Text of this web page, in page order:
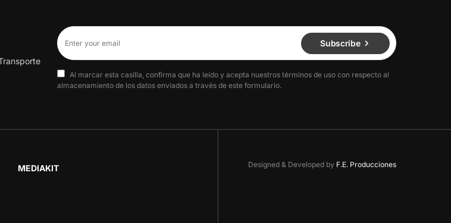
Subscribe
Al marcar esta casilla, confirma que ha leído y acepta nuestros términos de uso con respecto al
almacenamiento de los datos enviados a través de este formulario.
MEDIAKIT Designed & Developed by F.E. Producciones